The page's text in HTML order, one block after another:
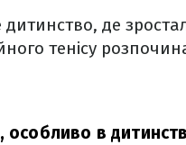
де
тенісу
особливо в